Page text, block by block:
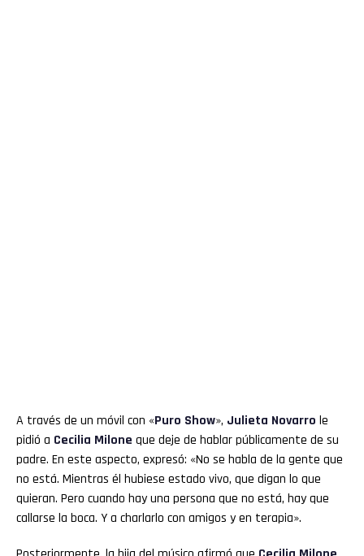
A través de un móvil con «Puro Show», Julieta Novarro le
pidió a Cecilia Milone que deje de hablar públicamente de su
padre. En este aspecto, expresó: «No se habla de la gente que
no está. Mientras él hubiese estado vivo, que digan lo que
quieran. Pero cuando hay una persona que no está, hay que
callarse la boca. Y a charlarlo con amigos y en terapia».